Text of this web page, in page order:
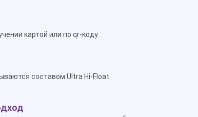
картой или по qr-коду
составом Ultra Hi-Float